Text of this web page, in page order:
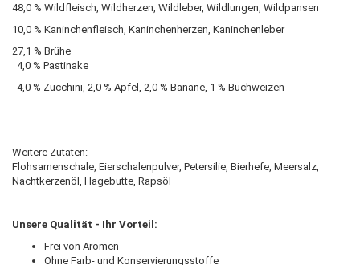
48,0 % Wildfleisch, Wildherzen, Wildleber, Wildlungen, Wildpansen
10,0 % Kaninchenfleisch, Kaninchenherzen, Kaninchenleber
27,1 % Brühe
4,0 % Pastinake
4,0 % Zucchini, 2,0 % Apfel, 2,0 % Banane, 1 % Buchweizen
Weitere Zutaten:
Flohsamenschale, Eierschalenpulver, Petersilie, Bierhefe, Meersalz,
Nachtkerzenöl, Hagebutte, Rapsöl
Unsere Qualität - Ihr Vorteil:
Frei von Aromen
Ohne Farb- und Konservierungsstoffe